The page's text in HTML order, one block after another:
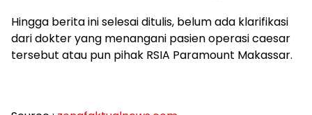
Hingga berita ini selesai ditulis, belum ada klarifikasi
dari dokter yang menangani pasien operasi caesar
tersebut atau pun pihak RSIA Paramount Makassar.